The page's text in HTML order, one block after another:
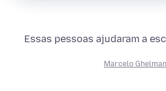
Essas pessoas ajudaram a
Marcelo Ghelman